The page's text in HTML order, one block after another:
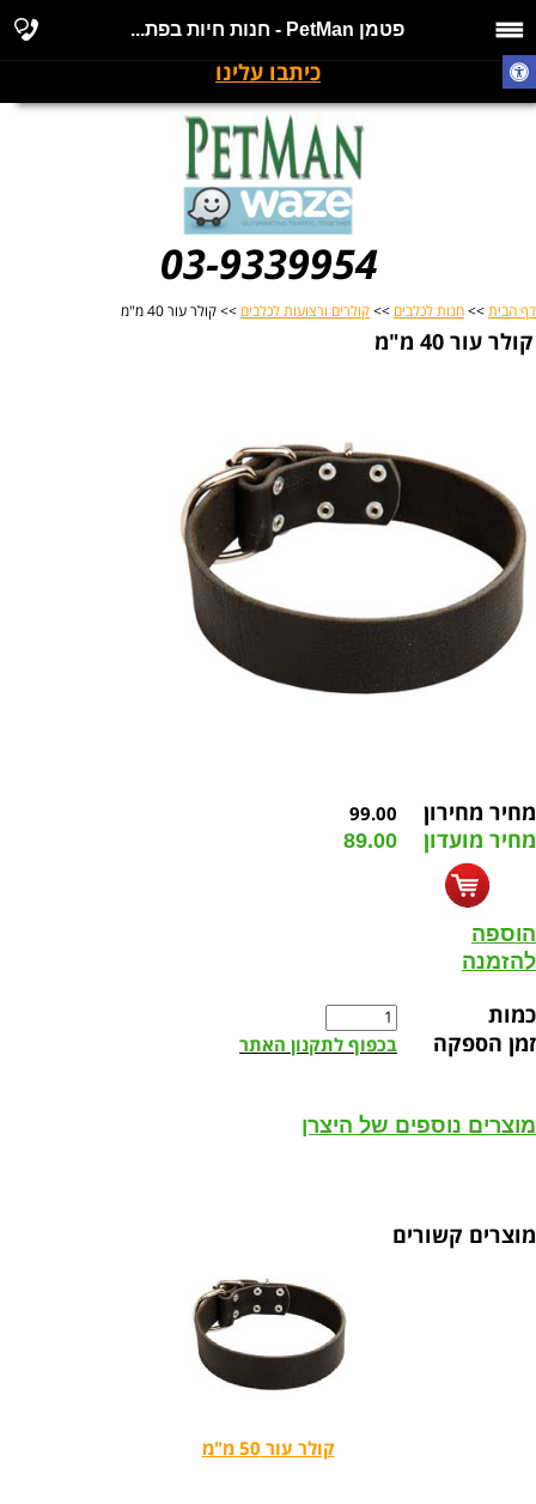
פטמן PetMan - חנות חיות בפת...
כיתבו עלינו
03-9339954
דף הבית >> חנות לכלבים >> קולרים ורצועות לכלבים >> קולר עור 40 מ"מ
קולר עור 40 מ"מ
מחיר מחירון 99.00
מחיר מועדון 89.00
הוספה
להזמנה
כמות
זמן הספקה
בכפוף לתקנון האתר
מוצרים נוספים של היצרן
מוצרים קשורים
קולר עור 50 מ"מ